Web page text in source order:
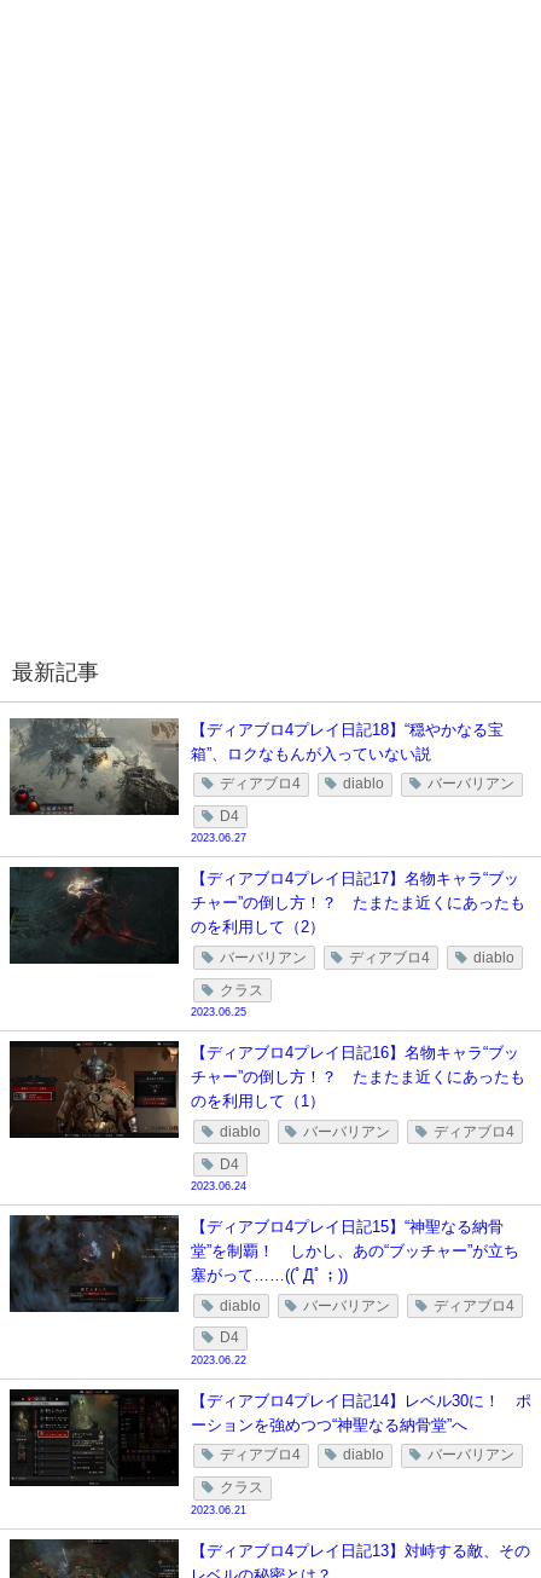
最新記事
【ディアブロ4プレイ日記18】“穏やかなる宝
箱”、ロクなもんが入っていない説
ディアブロ4 diablo バーバリアン
D4
2023.06.27
【ディアブロ4プレイ日記17】名物キャラ“ブッ
チャー”の倒し方！？ たまたま近くにあったも
のを利用して（2）
バーバリアン ディアブロ4 diablo
クラス
2023.06.25
【ディアブロ4プレイ日記16】名物キャラ“ブッ
チャー”の倒し方！？ たまたま近くにあったも
のを利用して（1）
diablo バーバリアン ディアブロ4
D4
2023.06.24
【ディアブロ4プレイ日記15】“神聖なる納骨
堂”を制覇！ しかし、あの“ブッチャー”が立ち
塞がって……((ﾟДﾟ；))
diablo バーバリアン ディアブロ4
D4
2023.06.22
【ディアブロ4プレイ日記14】レベル30に！ ポ
ーションを強めつつ“神聖なる納骨堂”へ
ディアブロ4 diablo バーバリアン
クラス
2023.06.21
【ディアブロ4プレイ日記13】対峙する敵、その
レベルの秘密とは？